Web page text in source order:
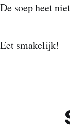
De soep heet
Eet smakelijk!